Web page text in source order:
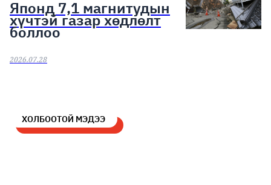
Японд 7,1 магнитудын
хүчтэй газар хөдлөлт
боллоо
2026.07.28
ХОЛБООТОЙ МЭДЭЭ